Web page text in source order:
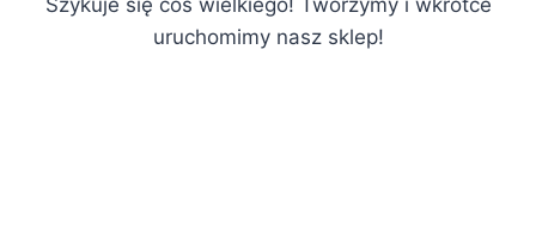
uruchomimy nasz sklep!